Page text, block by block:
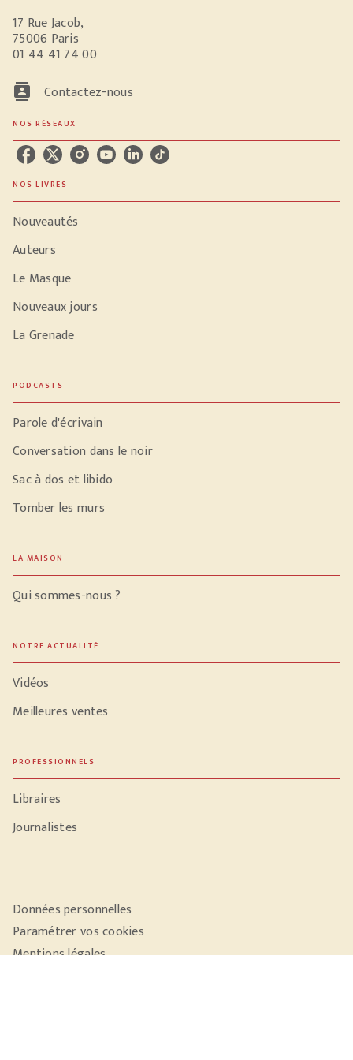
17 Rue Jacob,
75006 Paris
01 44 41 74 00
contacts Contactez-nous
NOS RÉSEAUX
NOS LIVRES
Nouveautés
Auteurs
Le Masque
Nouveaux jours
La Grenade
PODCASTS
Parole d'écrivain
Conversation dans le noir
Sac à dos et libido
Tomber les murs
LA MAISON
Qui sommes-nous ?
NOTRE ACTUALITÉ
Vidéos
Meilleures ventes
PROFESSIONNELS
Libraires
Journalistes
Données personnelles
Paramétrer vos cookies
Mentions légales